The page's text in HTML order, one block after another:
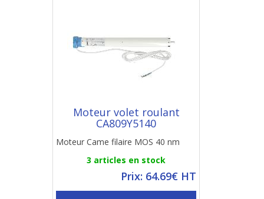
Moteur volet roulant
CA809Y5140
Moteur Came filaire MOS 40 nm
3 articles en stock
Prix: 64.69€ HT